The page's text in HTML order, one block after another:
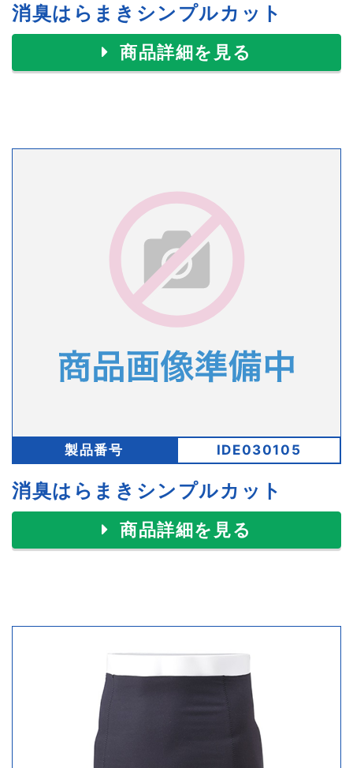
消臭はらまきシンプルカット
商品詳細を見る
製品番号 IDE030105
消臭はらまきシンプルカット
商品詳細を見る